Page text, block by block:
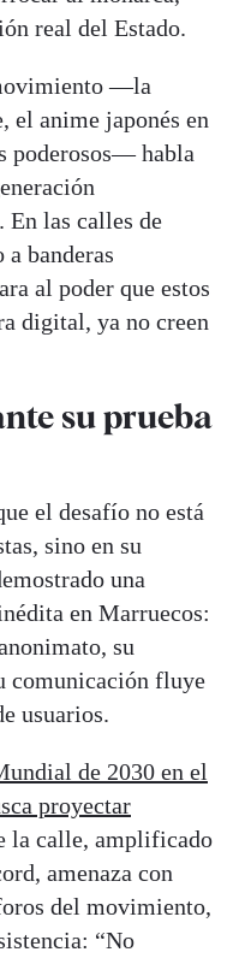
real del Estado.
—la
el anime japonés en
poderosos— habla
En las calles de
a banderas
al poder que estos
digital, ya no creen
su prueba
el desafío no está
sino en su
una
en Marruecos:
su
comunicación fluye
usuarios.
de 2030 en el
proyectar
la calle, amplificado
amenaza con
del movimiento,
“No